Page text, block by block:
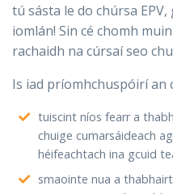
tú sásta le do chúrsa
iomlán! Sin cé chomh
rachaidh na cúrsaí seo
Is iad príomhchuspóirí an
tuiscint níos fearr a
chuige cumarsáideach
héifeachtach ina gcuid
smaointe nua a